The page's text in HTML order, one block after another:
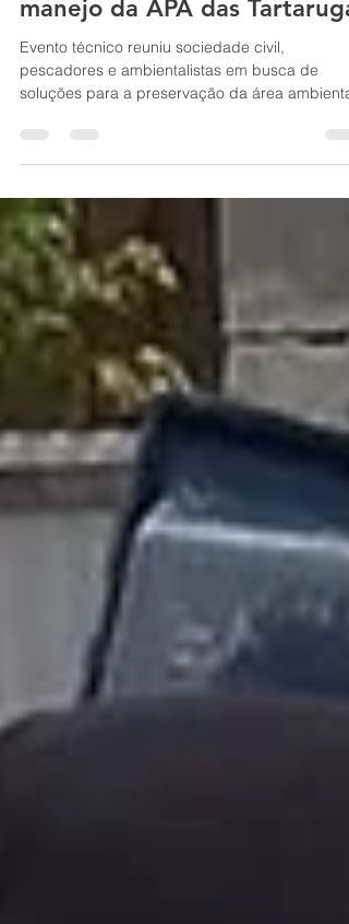
discussões sobre o plano de
manejo da APA das
Evento técnico reuniu sociedade civil,
pescadores e ambientalistas em busca de